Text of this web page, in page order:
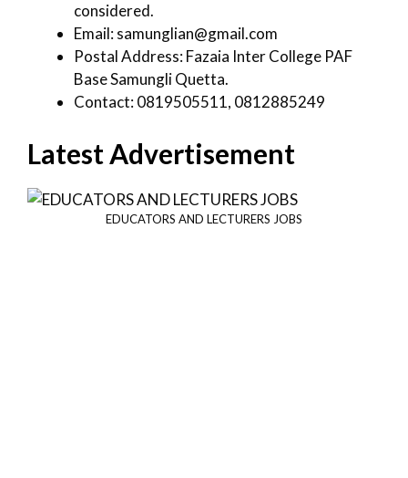
considered.
Email: samunglian@gmail.com
Postal Address: Fazaia Inter College PAF
Base Samungli Quetta.
Contact: 0819505511, 0812885249
Latest Advertisement
EDUCATORS AND LECTURERS JOBS